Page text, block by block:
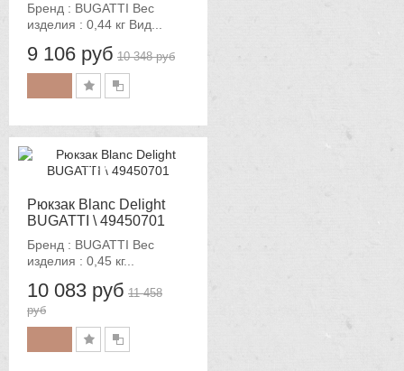
Бренд : BUGATTI Вес
изделия : 0,44 кг Вид...
9 106 руб 10 348 руб
Рюкзак Blanc Delight
BUGATTI \ 49450701
Бренд : BUGATTI Вес
изделия : 0,45 кг...
10 083 руб
-12%
11 458
руб